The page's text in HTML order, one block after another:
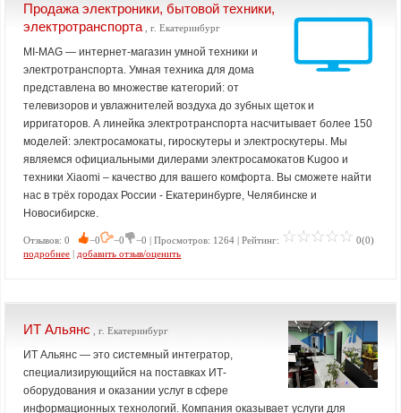
Продажа электроники, бытовой техники,
электротранспорта , г. Екатеринбург
MI-MAG — интернет-магазин умной техники и
электротранспорта. Умная техника для дома
представлена во множестве категорий: от
телевизоров и увлажнителей воздуха до зубных щеток и
ирригаторов. А линейка электротранспорта насчитывает более 150
моделей: электросамокаты, гироскутеры и электроскутеры. Мы
являемся официальными дилерами электросамокатов Kugoo и
техники Xiaomi – качество для вашего комфорта. Вы сможете найти
нас в трёх городах России - Екатеринбурге, Челябинске и
Новосибирске.
Отзывов: 0 −0 −0 −0 | Просмотров: 1264 | Рейтинг:
0(0)
подробнее | добавить отзыв/оценить
ИТ Альянс , г. Екатеринбург
ИТ Альянс — это системный интегратор,
специализирующийся на поставках ИТ-
оборудования и оказании услуг в сфере
информационных технологий. Компания оказывает услуги для